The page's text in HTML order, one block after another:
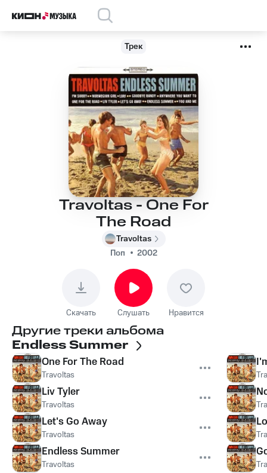
Трек
Travoltas - One For
The Road
Travoltas
Поп
2002
Скачать Слушать Нравится
Другие треки альбома
Endless Summer
One For The Road
Travoltas
Liv Tyler
Travoltas
Let's Go Away
Travoltas
Endless Summer
Travoltas